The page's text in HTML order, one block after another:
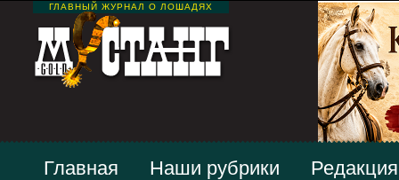
ГЛАВНЫЙ ЖУРНАЛ О ЛОШАДЯХ
Главная Наши рубрики Редакция